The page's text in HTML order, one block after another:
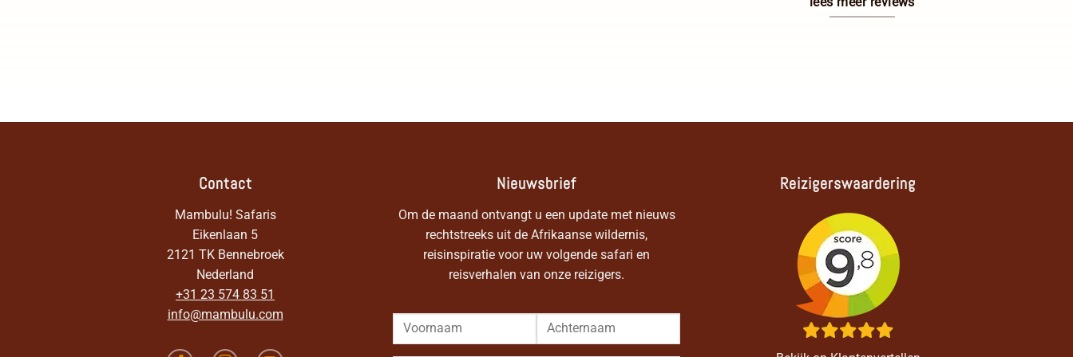
Contact
Mambulu! Safaris
Eikenlaan 5
2121 TK Bennebroek
Nederland
+31 23 574 83 51
info@mambulu.com
Nieuwsbrief
Om de maand ontvangt u een update met nieuws
rechtstreeks uit de Afrikaanse wildernis,
reisinspiratie voor uw volgende safari en
reisverhalen van onze reizigers.
Reizigerswaardering